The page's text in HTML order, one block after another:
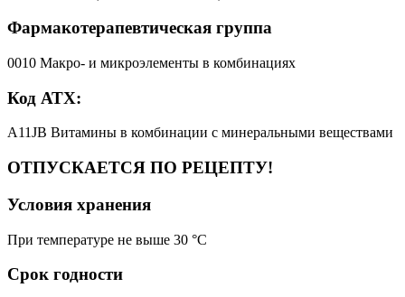
Фармакотерапевтическая группа
0010 Макро- и микроэлементы в комбинациях
Код АТХ:
A11JB Витамины в комбинации с минеральными веществами
ОТПУСКАЕТСЯ ПО РЕЦЕПТУ!
Условия хранения
При температуре не выше 30 °C
Срок годности